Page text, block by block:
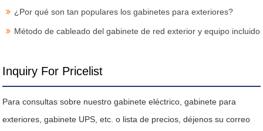
¿Por qué son tan populares los gabinetes para exteriores?
Método de cableado del gabinete de red exterior y equipo incluido
Inquiry For Pricelist
Para consultas sobre nuestro gabinete eléctrico, gabinete para
exteriores, gabinete UPS, etc. o lista de precios, déjenos su correo